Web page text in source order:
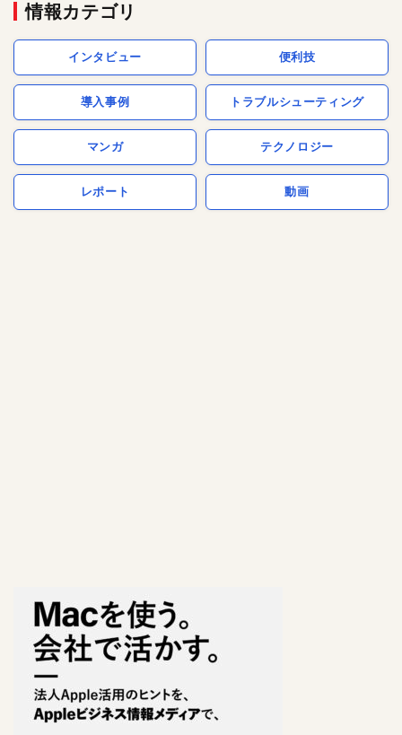
情報カテゴリ
インタビュー 便利技
導入事例 トラブルシューティング
マンガ テクノロジー
レポート 動画